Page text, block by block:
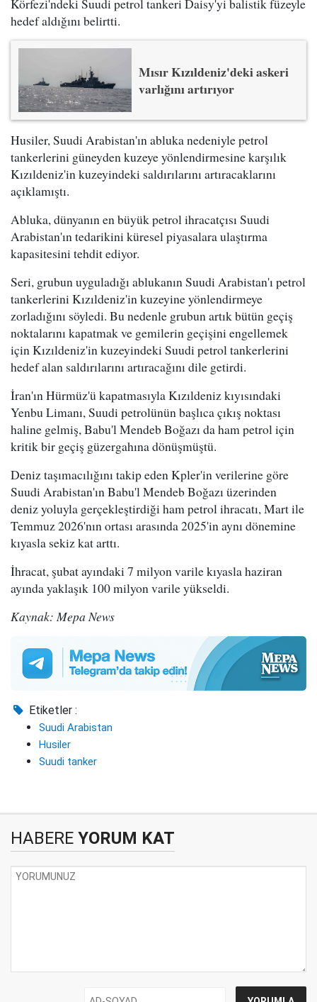
hedef aldığını belirtti.
Mısır Kızıldeniz'deki askeri
varlığını artırıyor
Husiler, Suudi Arabistan'ın abluka nedeniyle petrol
tankerlerini güneyden kuzeye yönlendirmesine karşılık
Kızıldeniz'in kuzeyindeki saldırılarını artıracaklarını
açıklamıştı.
Abluka, dünyanın en büyük petrol ihracatçısı Suudi
Arabistan'ın tedarikini küresel piyasalara ulaştırma
kapasitesini tehdit ediyor.
Seri, grubun uyguladığı ablukanın Suudi Arabistan'ı petrol
tankerlerini Kızıldeniz'in kuzeyine yönlendirmeye
zorladığını söyledi. Bu nedenle grubun artık bütün geçiş
noktalarını kapatmak ve gemilerin geçişini engellemek
için Kızıldeniz'in kuzeyindeki Suudi petrol tankerlerini
hedef alan saldırılarını artıracağını dile getirdi.
İran'ın Hürmüz'ü kapatmasıyla Kızıldeniz kıyısındaki
Yenbu Limanı, Suudi petrolünün başlıca çıkış noktası
haline gelmiş, Babu'l Mendeb Boğazı da ham petrol için
kritik bir geçiş güzergahına dönüşmüştü.
Deniz taşımacılığını takip eden Kpler'in verilerine göre
Suudi Arabistan'ın Babu'l Mendeb Boğazı üzerinden
deniz yoluyla gerçekleştirdiği ham petrol ihracatı, Mart ile
Temmuz 2026'nın ortası arasında 2025'in aynı dönemine
kıyasla sekiz kat arttı.
İhracat, şubat ayındaki 7 milyon varile kıyasla haziran
ayında yaklaşık 100 milyon varile yükseldi.
Kaynak: Mepa News
Etiketler :
Suudi Arabistan
Husiler
Suudi tanker
HABERE YORUM KAT